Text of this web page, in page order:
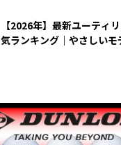
【2026年】最新ユーティ
気ランキング｜やさしい